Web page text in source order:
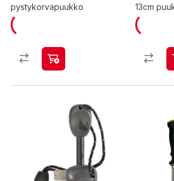
pystykorvapuukko
13cm